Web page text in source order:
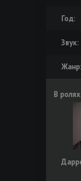
Год:
Звук:
Жанр:
В